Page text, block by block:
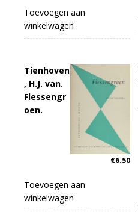
Toevoegen aan
winkelwagen
Tienhoven
, H.J. van.
Flessengr
oen.
€6.50
Toevoegen aan
winkelwagen